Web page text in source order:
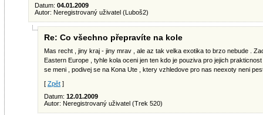
Datum: 04.01.2009
Autor: Neregistrovaný uživatel (Luboš2)
Re: Co všechno přepravíte na kole
Mas recht , jiny kraj - jiny mrav , ale az tak velka exotika to brzo nebude .
Eastern Europe , tyhle kola oceni jen ten kdo je pouziva pro jejich
se meni , podivej se na Kona Ute , ktery vzhledove pro nas neexoty neni
[ Zpět ]
Datum: 12.01.2009
Autor: Neregistrovaný uživatel (Trek 520)